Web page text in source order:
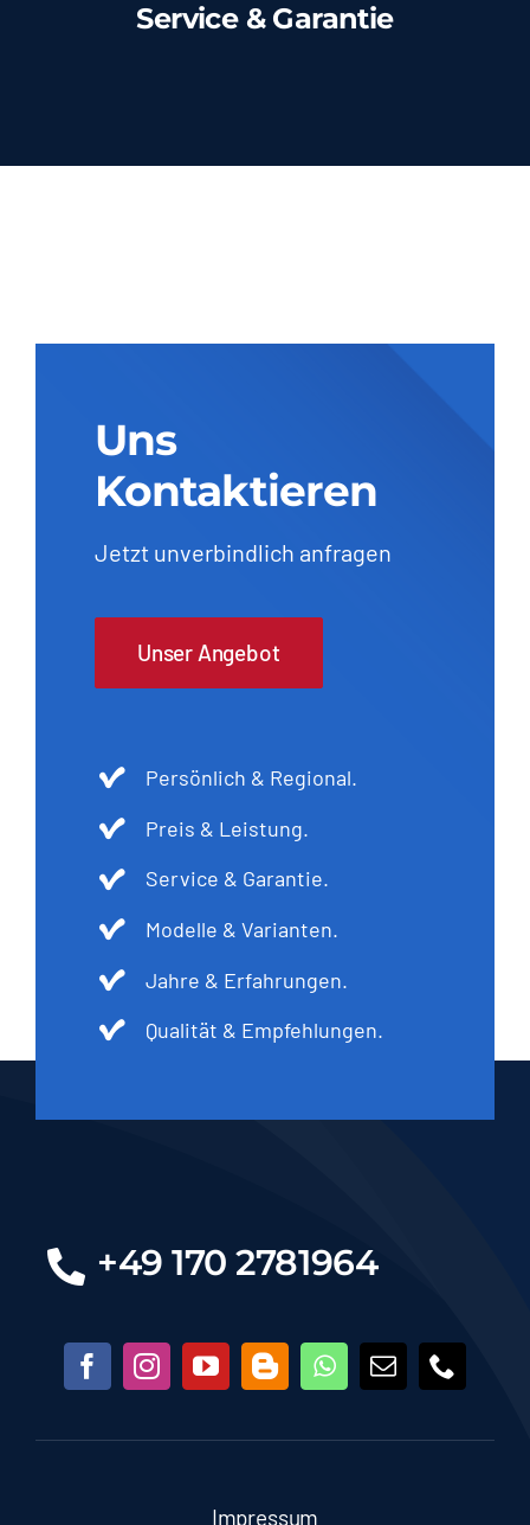
Service & Garantie
Uns
Kontaktieren
Jetzt unverbindlich anfragen
Unser Angebot
Persönlich & Regional.
Preis & Leistung.
Service & Garantie.
Modelle & Varianten.
Jahre & Erfahrungen.
Qualität & Empfehlungen.
+49 170 2781964
Impressum